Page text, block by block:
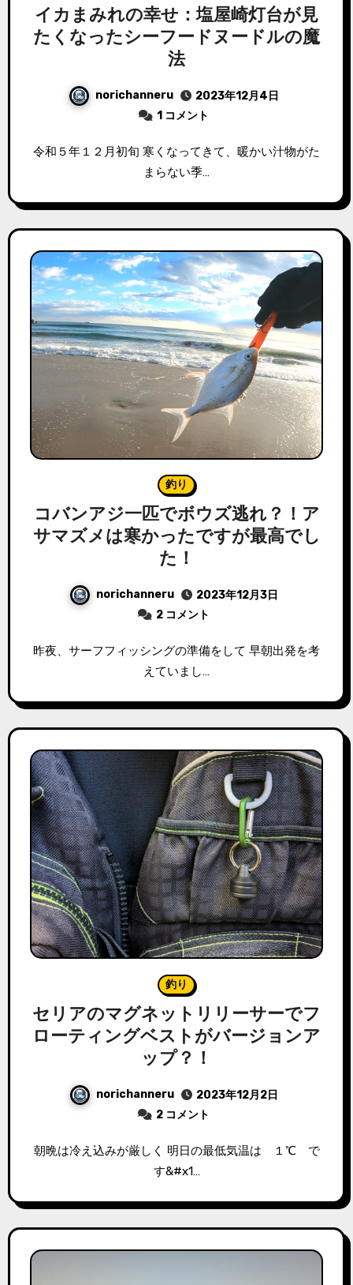
イカまみれの幸せ：塩屋崎灯台が見
たくなったシーフードヌードルの魔
法
norichanneru
2023年12月4日
1 コメント
令和５年１２月初旬 寒くなってきて、暖かい汁物がた
まらない季…
釣り
コバンアジ一匹でボウズ逃れ？！ア
サマズメは寒かったですが最高でし
た！
norichanneru
2023年12月3日
2 コメント
昨夜、サーフフィッシングの準備をして 早朝出発を考
えていまし…
釣り
セリアのマグネットリリーサーでフ
ローティングベストがバージョンア
ップ？！
norichanneru
2023年12月2日
2 コメント
朝晩は冷え込みが厳しく 明日の最低気温は １℃ で
す&#x1…